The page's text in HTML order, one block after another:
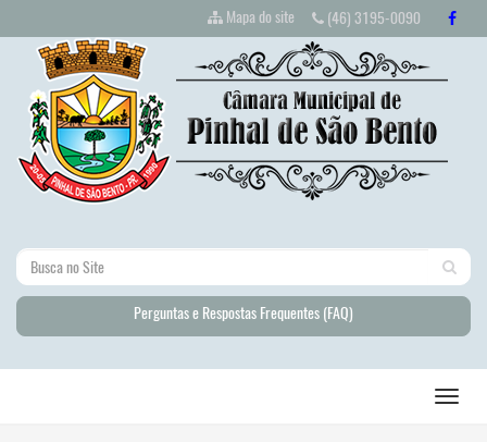
Mapa do site (46) 3195-0090
Perguntas e Respostas Frequentes (FAQ)